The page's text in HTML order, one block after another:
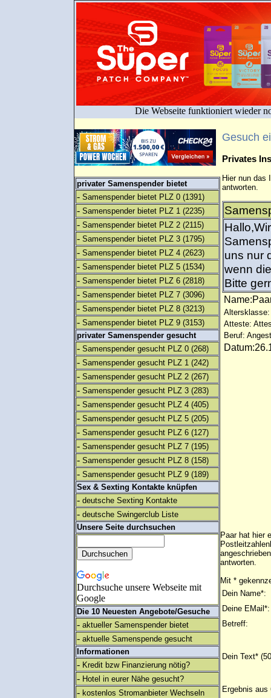
Die Webseite funktioniert wieder
privater Samenspender bietet
- Samenspender bietet PLZ 0 (1391)
- Samenspender bietet PLZ 1 (2235)
- Samenspender bietet PLZ 2 (2115)
- Samenspender bietet PLZ 3 (1795)
- Samenspender bietet PLZ 4 (2623)
- Samenspender bietet PLZ 5 (1534)
- Samenspender bietet PLZ 6 (2818)
- Samenspender bietet PLZ 7 (3096)
- Samenspender bietet PLZ 8 (3213)
- Samenspender bietet PLZ 9 (3153)
privater Samenspender gesucht
- Samenspender gesucht PLZ 0 (268)
- Samenspender gesucht PLZ 1 (242)
- Samenspender gesucht PLZ 2 (267)
- Samenspender gesucht PLZ 3 (283)
- Samenspender gesucht PLZ 4 (405)
- Samenspender gesucht PLZ 5 (205)
- Samenspender gesucht PLZ 6 (127)
- Samenspender gesucht PLZ 7 (195)
- Samenspender gesucht PLZ 8 (158)
- Samenspender gesucht PLZ 9 (189)
Sex & Sexting Kontakte knüpfen
- deutsche Sexting Kontakte
- deutsche Swingerclub Liste
Unsere Seite durchsuchen
Durchsuche unsere Webseite mit
Google
Die 10 Neuesten Angebote/Gesuche
- aktueller Samenspender bietet
- aktuelle Samenspende gesucht
Informationen
- Kredit bzw Finanzierung nötig?
- Hotel in eurer Nähe gesucht?
- kostenlos Stromanbieter Wechseln
Gesuch
Privates
Hier nun das
antworten.
uns nur
wenn
Bitte
Altersklasse:
Atteste:
Beruf:
Paar hat hier
antworten.
Mit *
Dein Name*:
Deine EMail*:
Betreff:
Dein Text*
Ergebnis aus